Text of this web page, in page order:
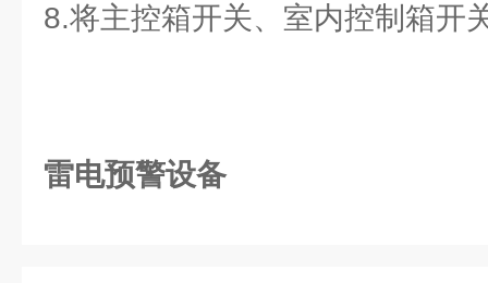
8.将主控箱开关、室内控制箱开
雷电预警设备